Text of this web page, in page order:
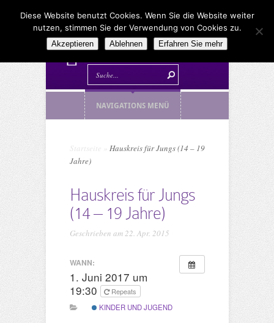
NAVIGATIONS MENÜ
Startseite
Hauskreis für Jungs (14 – 19
Jahre)
Hauskreis für Jungs
(14 – 19 Jahre)
Geschrieben am 22. Apr. 2015
WANN:
1. Juni 2017 um
19:30
Repeats
KINDER UND JUGEND
Diese Website benutzt Cookies. Wenn Sie die Website weiter
nutzen, stimmen Sie der Verwendung von Cookies zu.
Akzeptieren Ablehnen Erfahren Sie mehr